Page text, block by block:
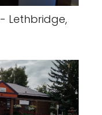
Lethbridge,